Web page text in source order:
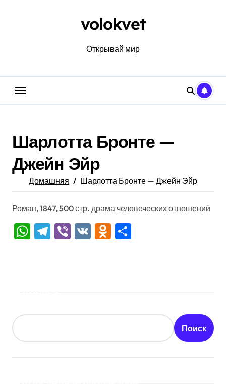
volokvet
Открывай мир
Шарлотта Бронте —
Джейн Эйр
Домашняя Шарлотта Бронте — Джейн Эйр
Роман, 1847, 500 стр. драма человеческих отношений
WhatsApp
Telegram
Viber
VK Odnoklassniki
Поиск